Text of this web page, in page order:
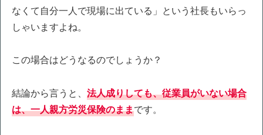
なくて自分一人で現場に出ている」という社長もいらっ
しゃいますよね。
この場合はどうなるのでしょうか？
結論から言うと、 法人成りしても、従業員がいない場合
は、一人親方労災保険のままです。